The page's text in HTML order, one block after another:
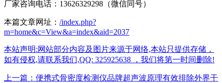
厂家咨询电话：13626329298（微信同号）
本篇文章网址： /index.php?
m=home&c=View&a=index&aid=2037
本站声明:网站部分内容及图片来源于网络,本站只提供存储，
如有侵权,请联系我们,QQ: 325925638 ，我们将第一时间删除!
上一篇：便携式骨密度检测仪品牌超声波原理有效排除外界干